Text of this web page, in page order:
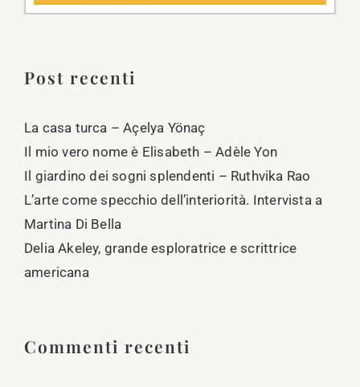
Post recenti
La casa turca – Açelya Yönaç
Il mio vero nome è Elisabeth – Adèle Yon
Il giardino dei sogni splendenti – Ruthvika Rao
L’arte come specchio dell’interiorità. Intervista a
Martina Di Bella
Delia Akeley, grande esploratrice e scrittrice
americana
Commenti recenti